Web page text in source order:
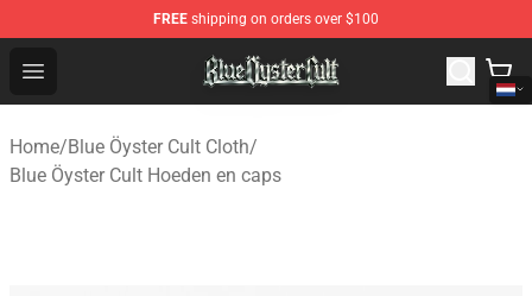
FREE shipping on orders over $100
Open menu
Blue Öyster Cult Store - Official Blue Öyster Cult
Home/Blue Öyster Cult Cloth/
Blue Öyster Cult Hoeden en caps